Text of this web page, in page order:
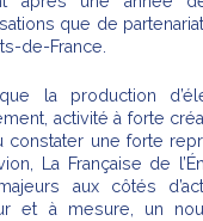
que de
de-France.
la production
activité à forte
constater une forte
La Française de
aux côtés
et à mesure, un